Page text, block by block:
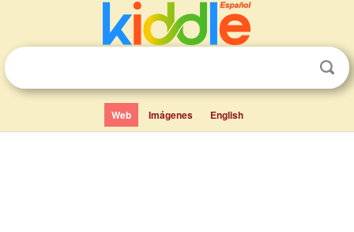
Web Imágenes English